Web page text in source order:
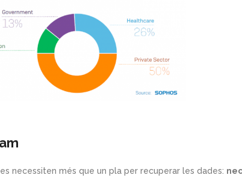
necessiten més que un pla per recuperar les dades: